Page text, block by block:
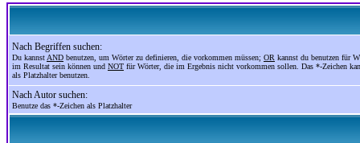
Nach Begriffen suchen:
Du kannst AND benutzen, um Wörter zu definieren, die vorkommen müssen; OR kannst du benutzen für
im Resultat sein können und NOT für Wörter, die im Ergebnis nicht vorkommen sollen. Das *-Zeichen
als Platzhalter benutzen.
Nach Autor suchen:
Benutze das *-Zeichen als Platzhalter